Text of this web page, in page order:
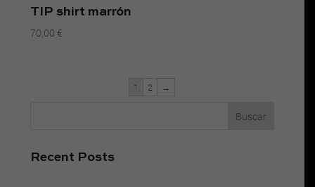
TIP shirt marrón
70,00€
1 2 →
Buscar
Recent Posts